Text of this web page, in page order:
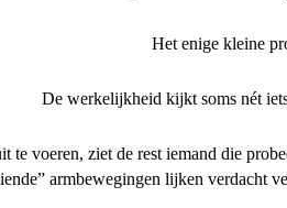
Het enige kleine
De werkelijkheid kijkt soms nét
te voeren, ziet de rest iemand die
armbewegingen lijken verdacht